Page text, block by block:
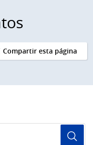
Compartir esta página